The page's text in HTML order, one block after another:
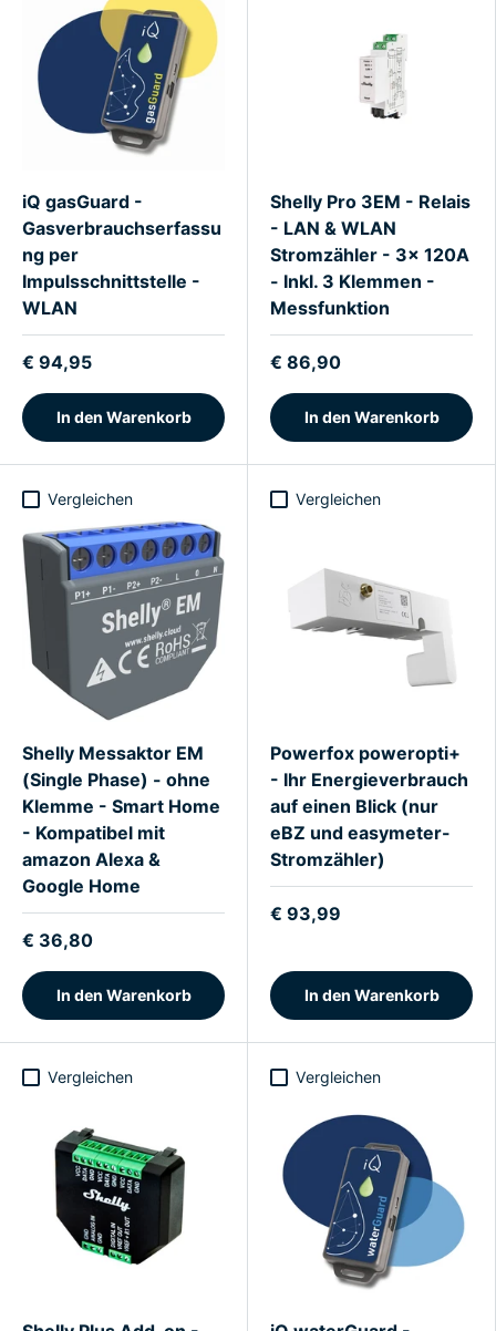
iQ gasGuard -
Gasverbrauchserfassu
ng per
Impulsschnittstelle -
WLAN
€ 94,95
In den Warenkorb
Shelly Pro 3EM - Relais
- LAN & WLAN
Stromzähler - 3x 120A
- Inkl. 3 Klemmen -
Messfunktion
€ 86,90
In den Warenkorb
Vergleichen
Shelly Messaktor EM
(Single Phase) - ohne
Klemme - Smart Home
- Kompatibel mit
amazon Alexa &
Google Home
€ 36,80
In den Warenkorb
Vergleichen
Powerfox poweropti+
- Ihr Energieverbrauch
auf einen Blick (nur
eBZ und easymeter-
Stromzähler)
€ 93,99
In den Warenkorb
Vergleichen Vergleichen